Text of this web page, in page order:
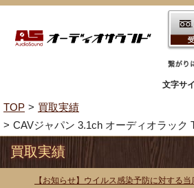
文字サ
TOP
買取実績
CAVジャパン 3.1ch オーディオラック
買取実績
【お知らせ】ウイルス感染予防に対する